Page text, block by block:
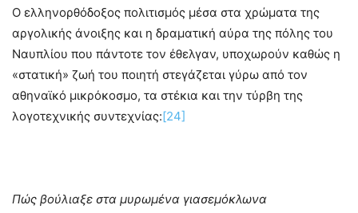
Ο ελληνορθόδοξος πολιτισμός μέσα στα χρώματα της
αργολικής άνοιξης και η δραματική αύρα της πόλης του
Ναυπλίου που πάντοτε τον έθελγαν, υποχωρούν καθώς η
«στατική» ζωή του ποιητή στεγάζεται γύρω από τον
αθηναϊκό μικρόκοσμο, τα στέκια και την τύρβη της
λογοτεχνικής συντεχνίας:[24]
Πώς βούλιαξε στα μυρωμένα γιασεμόκλωνα